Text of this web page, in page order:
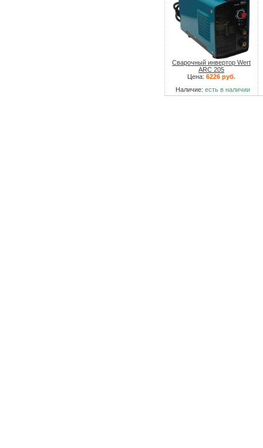
Сварочный инвертор Wert
ARC 205
Цена: 6226 руб.
Наличие: есть в наличии